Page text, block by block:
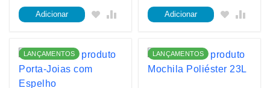
Adicionar Adicionar
LANÇAMENTOS LANÇAMENTOS